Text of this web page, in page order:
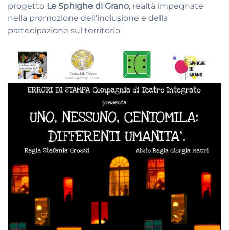
progetto Le Sphighe di Grano, realtà impegnate
nella promozione dell’inclusione e della
partecipazione sul territorio